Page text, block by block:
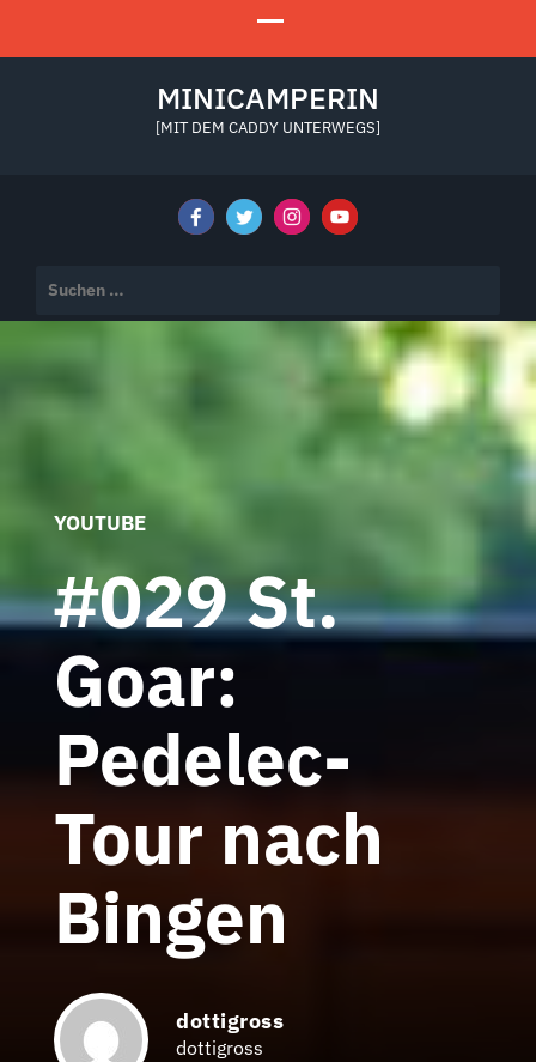
MINICAMPERIN
[MIT DEM CADDY UNTERWEGS]
nach:
YOUTUBE
#029 St.
Goar:
Pedelec-
Tour nach
Bingen
dottigross
dottigross